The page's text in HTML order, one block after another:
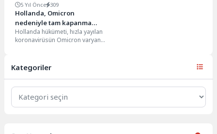
5 Yıl Önce 309
Hollanda, Omicron
nedeniyle tam kapanma
kararı aldı
Hollanda hükümeti, hızla yayılan
koronavirüsün Omicron varyantı
Kategoriler
Kategoriler